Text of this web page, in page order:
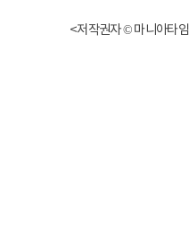
<저작권자 © 마니아타